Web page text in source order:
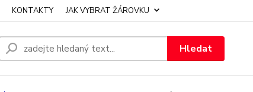
KONTAKTY JAK VYBRAT ŽÁROVKU
Hledat